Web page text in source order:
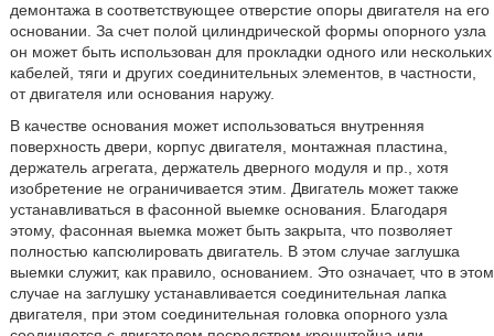
демонтажа в соответствующее отверстие опоры двигателя на его
основании. За счет полой цилиндрической формы опорного узла
он может быть использован для прокладки одного или нескольких
кабелей, тяги и других соединительных элементов, в частности,
от двигателя или основания наружу.
В качестве основания может использоваться внутренняя
поверхность двери, корпус двигателя, монтажная пластина,
держатель агрегата, держатель дверного модуля и пр., хотя
изобретение не ограничивается этим. Двигатель может также
устанавливаться в фасонной выемке основания. Благодаря
этому, фасонная выемка может быть закрыта, что позволяет
полностью капсюлировать двигатель. В этом случае заглушка
выемки служит, как правило, основанием. Это означает, что в этом
случае на заглушку устанавливается соединительная лапка
двигателя, при этом соединительная головка опорного узла